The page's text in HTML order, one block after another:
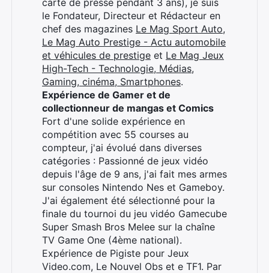
carte de presse pendant 3 ans), je suis
le Fondateur, Directeur et Rédacteur en
chef des magazines Le Mag Sport Auto,
Le Mag Auto Prestige - Actu automobile
et véhicules de prestige et Le Mag Jeux
High-Tech - Technologie, Médias,
Gaming, cinéma, Smartphones.
Expérience de Gamer et de
collectionneur de mangas et Comics
Fort d'une solide expérience en
compétition avec 55 courses au
compteur, j'ai évolué dans diverses
catégories : Passionné de jeux vidéo
depuis l'âge de 9 ans, j'ai fait mes armes
sur consoles Nintendo Nes et Gameboy.
J'ai également été sélectionné pour la
finale du tournoi du jeu vidéo Gamecube
Super Smash Bros Melee sur la chaîne
TV Game One (4ème national).
Expérience de Pigiste pour Jeux
Video.com, Le Nouvel Obs et e TF1. Par
Rechercher